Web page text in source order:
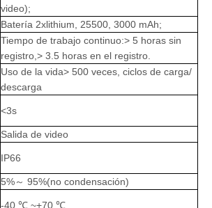
video);
Batería 2xlithium, 25500, 3000 mAh;
Tiempo de trabajo continuo:> 5 horas sin
registro,> 3.5 horas en el registro.
Uso de la vida> 500 veces, ciclos de carga/
descarga
<3s
Salida de video
IP66
5%～ 95%(no condensación)
-40 ℃ ~+70 ℃